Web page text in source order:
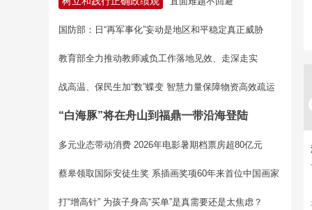
国防部：日“再军事化”妄动是地区和平稳定真正威胁
教育部全力推动教师减负工作落地见效、走深走实
战高温、保民生加“数”蝶变 智慧力量保障物资高效疏运
“白海豚”将在舟山到福鼎一带沿海登陆
多元业态带动消费 2026年电影暑期档票房超80亿元
蔡皋领取国际安徒生奖 系插画奖项60年来首位中国画家
打“增高针” 为孩子身高“买单”是真需要还是太焦虑？